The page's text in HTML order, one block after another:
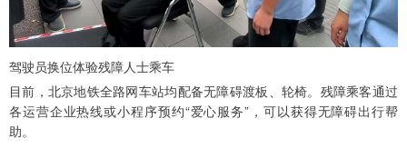
驾驶员换位体验残障人士乘车
目前，北京地铁全路网车站均配备无障碍渡板、轮椅。残障乘客通过
各运营企业热线或小程序预约“爱心服务”，可以获得无障碍出行帮
助。